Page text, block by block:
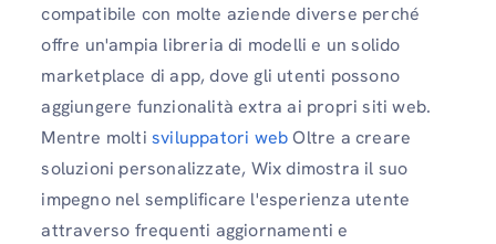
compatibile con molte aziende diverse perché
offre un'ampia libreria di modelli e un solido
marketplace di app, dove gli utenti possono
aggiungere funzionalità extra ai propri siti web.
Mentre molti sviluppatori webOltre a creare
soluzioni personalizzate, Wix dimostra il suo
impegno nel semplificare l'esperienza utente
attraverso frequenti aggiornamenti e